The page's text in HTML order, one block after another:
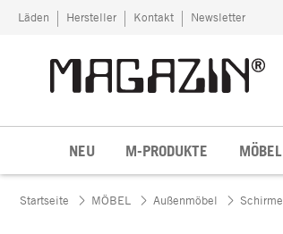
Zum Inhalt springen
Läden Hersteller Kontakt Newsletter
NEU M-PRODUKTE MÖBEL
Startseite MÖBEL Außenmöbel Schirme